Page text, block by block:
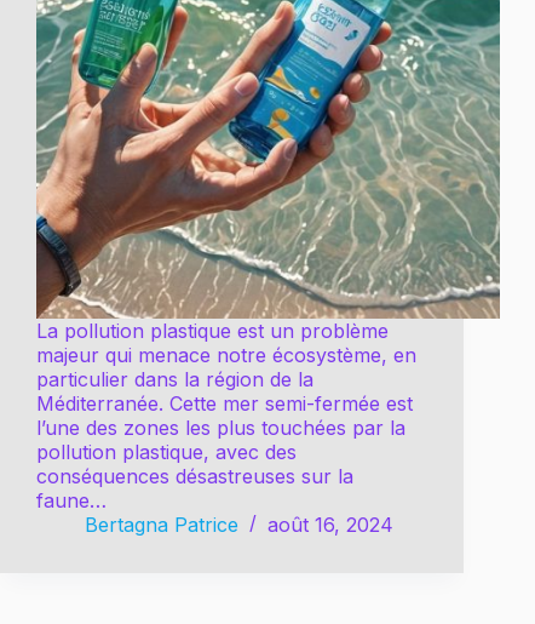
La pollution plastique est un problème
majeur qui menace notre écosystème, en
particulier dans la région de la
Méditerranée. Cette mer semi-fermée est
l’une des zones les plus touchées par la
pollution plastique, avec des
conséquences désastreuses sur la
faune…
Bertagna Patrice
août 16, 2024